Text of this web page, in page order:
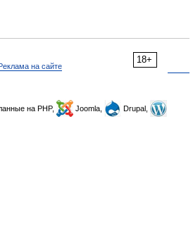
18+
на сайте
на PHP, Joomla,
Drupal,